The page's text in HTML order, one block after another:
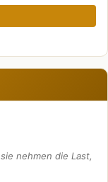
nehmen die Last,